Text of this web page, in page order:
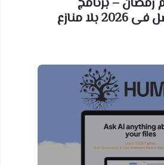
رمضان – برنامج
منازع